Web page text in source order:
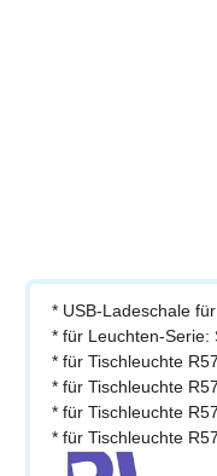
* USB-Ladeschale
* für Leuchten-Serie:
* für Tischleuchte
* für Tischleuchte
* für Tischleuchte
* für Tischleuchte